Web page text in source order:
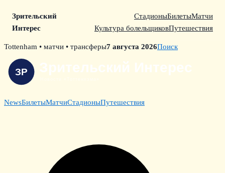
Зрительский
Интерес
СтадионыБилетыМатчи
Культура болельщиковПутешествия
Skip
content
Tottenham • матчи • трансферы7 августа 2026Поиск
NewsБилетыМатчиСтадионыПутешествия